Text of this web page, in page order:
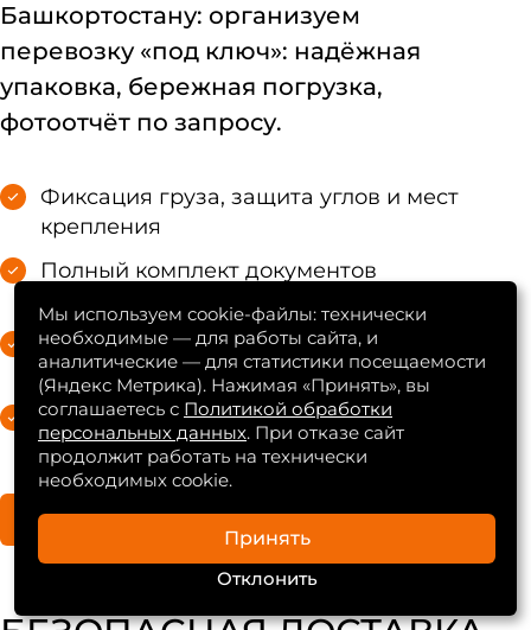
Башкортостану: организуем
перевозку «под ключ»: надёжная
упаковка, бережная погрузка,
фотоотчёт по запросу.
Фиксация груза, защита углов и мест
крепления
Полный комплект документов
Согласование окна прибытия и контакт
с водителем
Поддержка менеджера до завершения
работ
Рассчитать доставку
Мы используем cookie-файлы: технически
необходимые — для работы сайта, и
аналитические — для статистики посещаемости
(Яндекс Метрика). Нажимая «Принять», вы
соглашаетесь с Политикой обработки
персональных данных. При отказе сайт
продолжит работать на технически
необходимых cookie.
Принять
Отклонить